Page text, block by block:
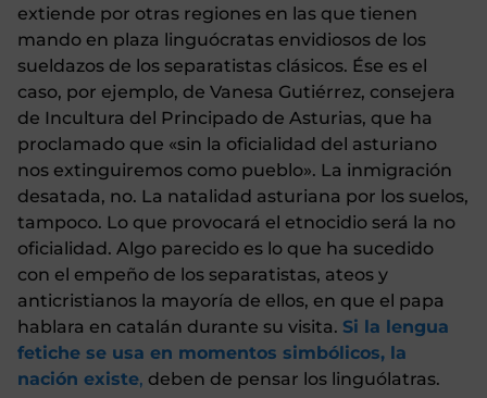
extiende por otras regiones en las que tienen
mando en plaza linguócratas envidiosos de los
sueldazos de los separatistas clásicos. Ése es el
caso, por ejemplo, de Vanesa Gutiérrez, consejera
de Incultura del Principado de Asturias, que ha
proclamado que «sin la oficialidad del asturiano
nos extinguiremos como pueblo». La inmigración
desatada, no. La natalidad asturiana por los suelos,
tampoco. Lo que provocará el etnocidio será la no
oficialidad. Algo parecido es lo que ha sucedido
con el empeño de los separatistas, ateos y
anticristianos la mayoría de ellos, en que el papa
hablara en catalán durante su visita. Si la lengua
fetiche se usa en momentos simbólicos, la
nación existe, deben de pensar los linguólatras.